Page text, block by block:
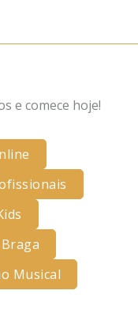
e comece hoje!
Musical